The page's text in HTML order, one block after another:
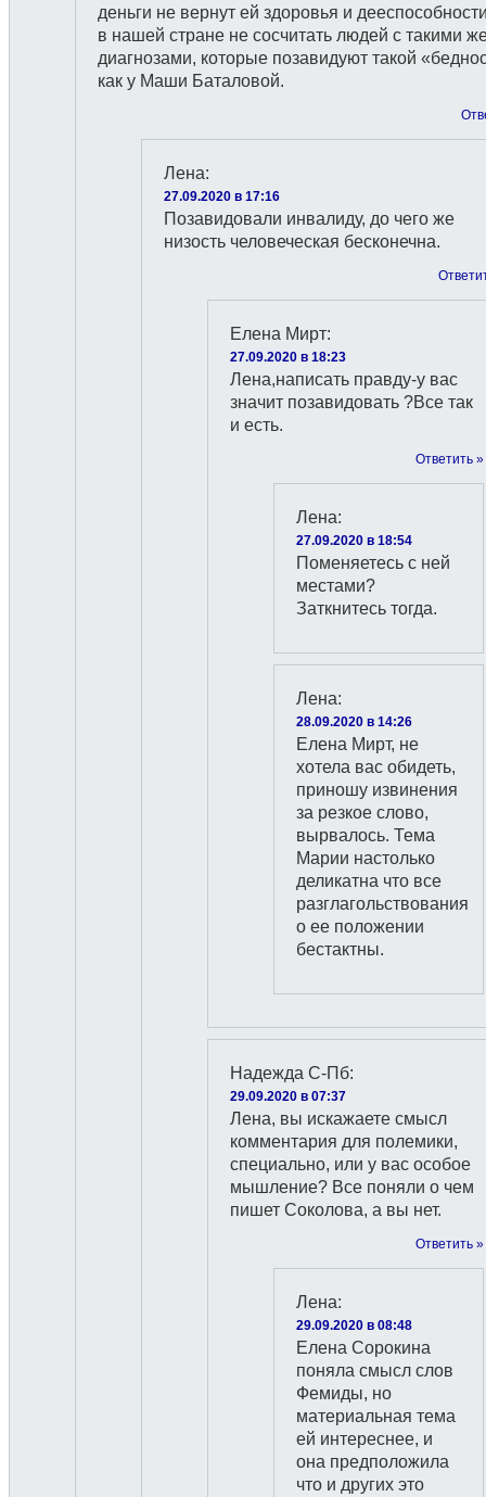
деньги не вернут ей здоровья и
в нашей стране не сосчитать людей с такими
диагнозами, которые позавидуют такой
как у Маши Баталовой.
Лена:
27.09.2020 в 17:16
Позавидовали инвалиду, до чего же
низость человеческая бесконечна.
Елена Мирт:
27.09.2020 в 18:23
Лена,написать правду-у вас
значит позавидовать ?Все так
и есть.
Ответить »
Лена:
27.09.2020 в 18:54
Поменяетесь с ней
местами?
Заткнитесь тогда.
Лена:
28.09.2020 в 14:26
Елена Мирт, не
хотела вас обидеть,
приношу извинения
за резкое слово,
вырвалось. Тема
Марии настолько
деликатна что все
разглагольствования
о ее положении
бестактны.
Надежда С-Пб:
29.09.2020 в 07:37
Лена, вы искажаете смысл
комментария для полемики,
специально, или у вас особое
мышление? Все поняли о чем
пишет Соколова, а вы нет.
Ответить »
Лена:
29.09.2020 в 08:48
Елена Сорокина
поняла смысл слов
Фемиды, но
материальная тема
ей интереснее, и
она предположила
что и других это